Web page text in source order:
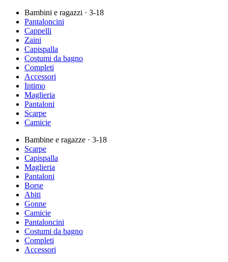
Bambini e ragazzi · 3-18
Pantaloncini
Cappelli
Zaini
Capispalla
Costumi da bagno
Completi
Accessori
Intimo
Maglieria
Pantaloni
Scarpe
Camicie
Bambine e ragazze · 3-18
Scarpe
Capispalla
Maglieria
Pantaloni
Borse
Abiti
Gonne
Camicie
Pantaloncini
Costumi da bagno
Completi
Accessori